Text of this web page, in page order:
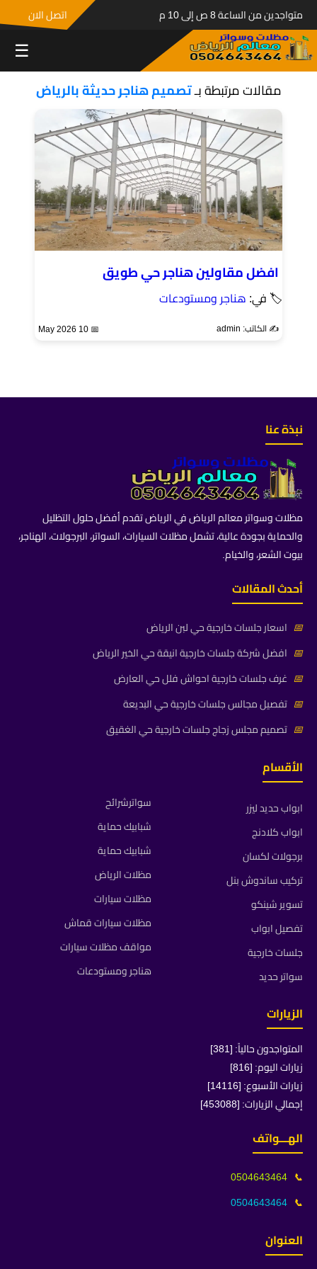
متواجدين من الساعة 8 ص إلى 10 م اتصل الان
☰
مقالات مرتبطة بـتصميم هناجر حديثة بالرياض
افضل مقاولين هناجر حي طويق
🏷 في: هناجر ومستودعات
✍️ الكاتب: admin 📅 10 May 2026
نبذة عنا
مظلات وسواتر معالم الرياض في الرياض تقدم أفضل حلول التظليل
والحماية بجودة عالية، تشمل مظلات السيارات، السواتر، البرجولات، الهناجر،
بيوت الشعر، والخيام.
أحدث المقالات
📅 اسعار جلسات خارجية حي لبن الرياض
📅 افضل شركة جلسات خارجية انيقة حي الخير الرياض
📅 غرف جلسات خارجية احواش فلل حي العارض
📅 تفصيل مجالس جلسات خارجية حي البديعة
📅 تصميم مجلس زجاج جلسات خارجية حي الغقيق
الأقسام
ابواب حديد ليزر
ابواب كلادنج
برجولات لكسان
تركيب ساندوش بنل
تسوير شينكو
تفصيل ابواب
جلسات خارجية
سواتر حديد
سواترشرائح
شبابيك حماية
شبابيك حماية
مظلات الرياض
مظلات سيارات
مظلات سيارات قماش
مواقف مظلات سيارات
هناجر ومستودعات
الزيارات
المتواجدون حالياً: [381]
زيارات اليوم: [816]
زيارات الأسبوع: [14116]
إجمالي الزيارات: [453088]
الهـــواتف
📞
0504643464
📞
0504643464
العنوان